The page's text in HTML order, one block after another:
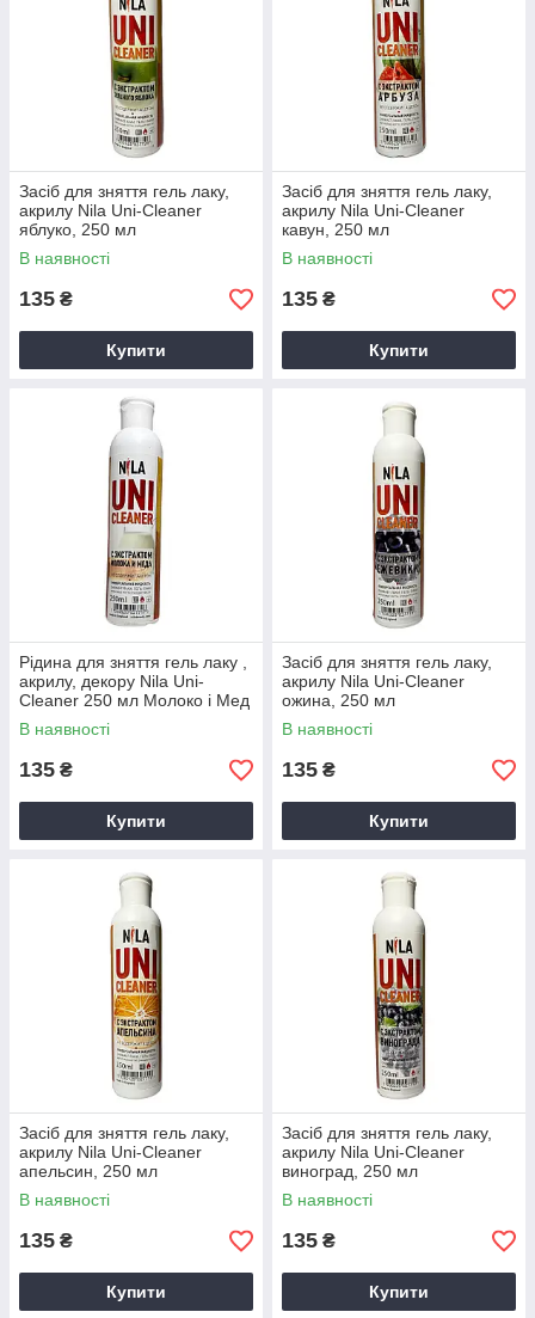
Засіб для зняття гель лаку,
акрилу Nila Uni-Cleaner
яблуко, 250 мл
В наявності
135 ₴
Купити
Засіб для зняття гель лаку,
акрилу Nila Uni-Cleaner
кавун, 250 мл
В наявності
135 ₴
Купити
Рідина для зняття гель лаку ,
акрилу, декору Nila Uni-
Cleaner 250 мл Молоко і Мед
В наявності
135 ₴
Купити
Засіб для зняття гель лаку,
акрилу Nila Uni-Cleaner
ожина, 250 мл
В наявності
135 ₴
Купити
Засіб для зняття гель лаку,
акрилу Nila Uni-Cleaner
апельсин, 250 мл
В наявності
135 ₴
Купити
Засіб для зняття гель лаку,
акрилу Nila Uni-Cleaner
виноград, 250 мл
В наявності
135 ₴
Купити